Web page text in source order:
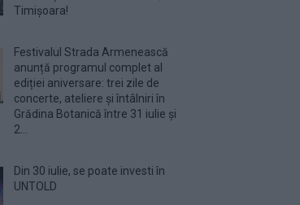
Timișoara!
Festivalul Strada Armenească
anunță programul complet al
ediției aniversare: trei zile de
concerte, ateliere și întâlniri în
Grădina Botanică între 31 iulie și
2...
Din 30 iulie, se poate investi în
UNTOLD